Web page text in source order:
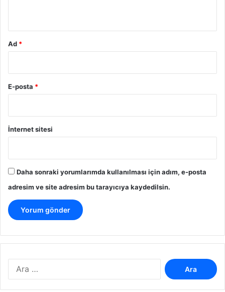
Ad *
E-posta *
İnternet sitesi
Daha sonraki yorumlarımda kullanılması için adım, e-posta
adresim ve site adresim bu tarayıcıya kaydedilsin.